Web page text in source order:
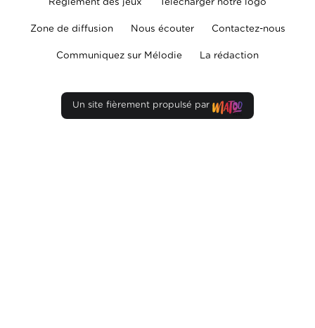
Règlement des jeux Télécharger notre logo
Zone de diffusion Nous écouter Contactez-nous
Communiquez sur Mélodie La rédaction
Un site fièrement propulsé par